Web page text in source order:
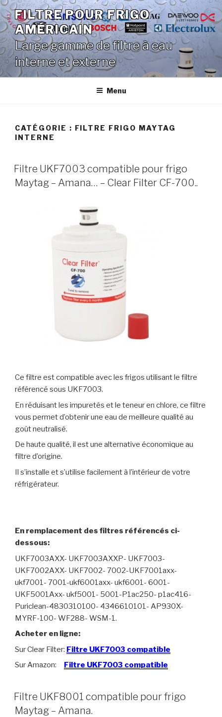
Aller
au
contenu
principal
FILTRE POUR FRIGO
AMÉRICAIN
Large gamme de filtre à eau
interne et externe
Menu
CATÉGORIE : FILTRE FRIGO MAYTAG
INTERNE
Filtre UKF7003 compatible pour frigo
Maytag – Amana… – Clear Filter CF-700..
Ce filtre est compatible avec les frigos utilisant le filtre
référencé sous UKF7003.
En réduisant les impuretés et le teneur en chlore, ce filtre
vous permet d’obtenir une eau de meilleure qualité au
goût neutralisé.
De haute qualité, il est une alternative économique au
filtre d’origine.
Il s’installe et s’utilise facilement à l’intérieur de votre
réfrigérateur.
En remplacement des filtres référencés ci-
dessous:
UKF7003AXX- UKF7003AXXP- UKF7003-
UKF7002AXX- UKF7002- 7002-UKF7001axx-
ukf7001- 7001-ukf6001axx- ukf6001- 6001-
UKF5001Axx- ukf5001- 5001-P1ac250- p1ac416-
Puriclean-4830310100- 4346610101- AP930X-
MYRF-100- WF288- WSM-1.
Acheter en ligne:
Sur Clear Filter: Filtre UKF7003 compatible
Sur Amazon: Filtre UKF7003 compatible
Filtre UKF8001 compatible pour frigo
Maytag – Amana.